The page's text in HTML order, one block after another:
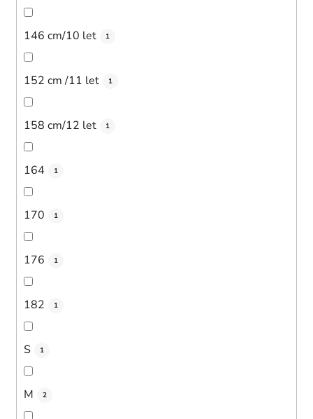
146 cm/10 let 1
152 cm /11 let 1
158 cm/12 let 1
164 1
170 1
176 1
182 1
S 1
M 2